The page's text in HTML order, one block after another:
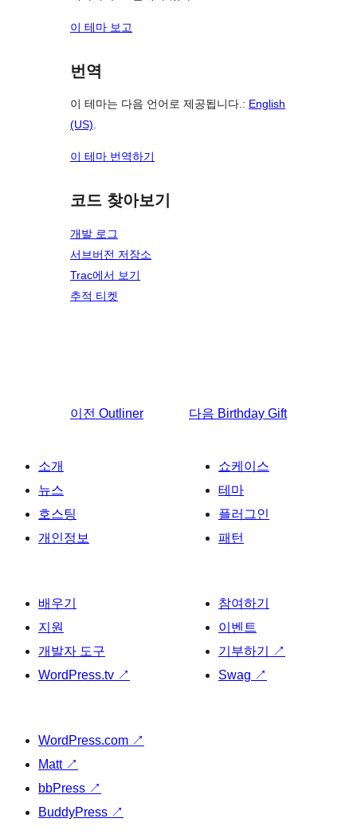
이 테마 보고
번역
이 테마는 다음 언어로 제공됩니다.: English
(US).
이 테마 번역하기
코드 찾아보기
개발 로그
서브버전 저장소
Trac에서 보기
추적 티켓
이전 Outliner 다음 Birthday Gift
소개
뉴스
호스팅
개인정보
쇼케이스
테마
플러그인
패턴
배우기
지원
개발자 도구
WordPress.tv ↗
참여하기
이벤트
기부하기
↗
Swag ↗
WordPress.com ↗
Matt ↗
bbPress ↗
BuddyPress ↗